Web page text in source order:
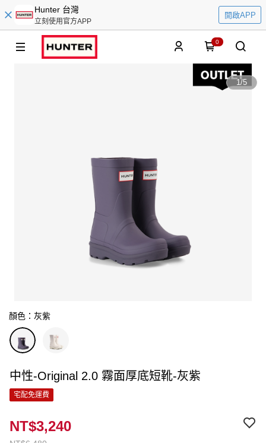
Hunter 台灣
立刻使用官方APP
開啟APP
0
1/5
顏色：灰紫
中性-Original 2.0 霧面厚底短靴-灰紫
宅配免運費
NT$3,240